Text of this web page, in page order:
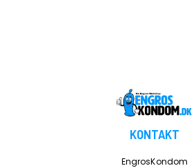
KONTAKT
EngrosKondom